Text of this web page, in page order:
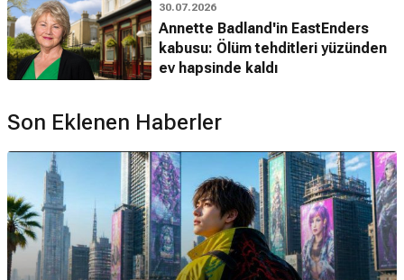
30.07.2026
Annette Badland'in EastEnders
kabusu: Ölüm tehditleri yüzünden
ev hapsinde kaldı
Son Eklenen Haberler